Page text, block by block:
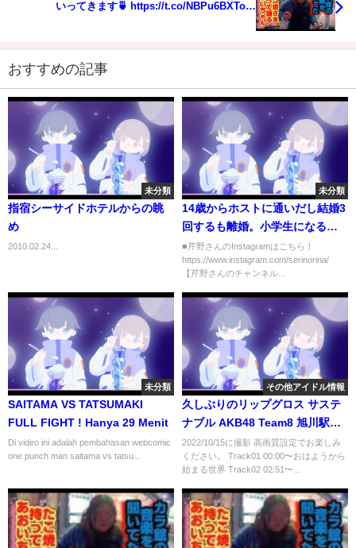
いってきます🍵 https://t.co/NBPu6BXTo…
おすすめの記事
未分類
指宿シーサイドホテルからの眺
め
2010.02.24...
未分類
14歳からホストに通いだし結婚3
回するも離婚。小学生になる子
供がいながらホストに通うわけ
とは？
■芹野さんのInstagramはこちら！
https://www.instagram.com/serinorina/
【芹野さんのチャンネル...
未分類
SAITAMA VS TATSUMAKI
FULL FIGHT ! Hanya 29 Menit
Di video ini adalah pembahasan webcomic
one punch man saitama vs tatsu...
その他アイドル情報
久しぶりのリップグロス サステ
ナブル AKB48 Team8 旭川駅前
広場 旭川100フェス
2022/10/15に撮影 高画質設定でお楽しみ
ください。 Track01 00:00〜おはようから
始まる世界 Track02 02:51〜...